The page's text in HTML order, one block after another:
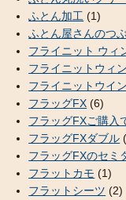
ふとん加工 (1)
ふとん屋さんのつ
フライニット ウィ
フライニットウィ
フライニットウイ
フラッグFX (6)
フラッグFXご購入
フラッグFXダブル
フラッグFXのセミ
フラットカモ (1)
フラットシーツ (2)